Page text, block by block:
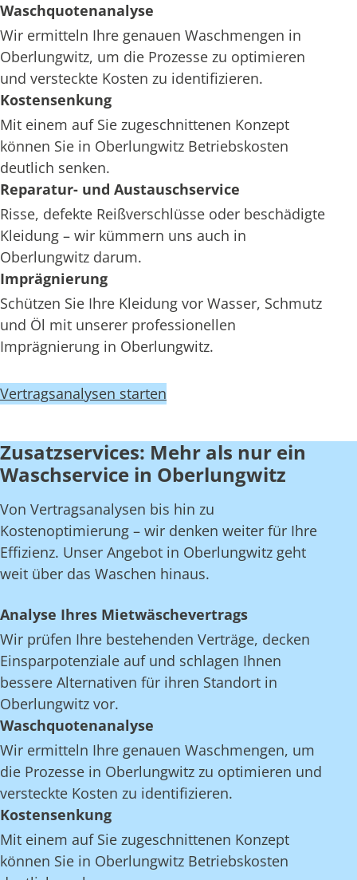
Waschquotenanalyse
Wir ermitteln Ihre genauen Waschmengen in
Oberlungwitz, um die Prozesse zu optimieren
und versteckte Kosten zu identifizieren.
Kostensenkung
Mit einem auf Sie zugeschnittenen Konzept
können Sie in Oberlungwitz Betriebskosten
deutlich senken.
Reparatur- und Austauschservice
Risse, defekte Reißverschlüsse oder beschädigte
Kleidung – wir kümmern uns auch in
Oberlungwitz darum.
Imprägnierung
Schützen Sie Ihre Kleidung vor Wasser, Schmutz
und Öl mit unserer professionellen
Imprägnierung in Oberlungwitz.
Vertragsanalysen starten
Zusatzservices: Mehr als nur ein
Waschservice in Oberlungwitz
Von Vertragsanalysen bis hin zu
Kostenoptimierung – wir denken weiter für Ihre
Effizienz. Unser Angebot in Oberlungwitz geht
weit über das Waschen hinaus.
Analyse Ihres Mietwäschevertrags
Wir prüfen Ihre bestehenden Verträge, decken
Einsparpotenziale auf und schlagen Ihnen
bessere Alternativen für ihren Standort in
Oberlungwitz vor.
Waschquotenanalyse
Wir ermitteln Ihre genauen Waschmengen, um
die Prozesse in Oberlungwitz zu optimieren und
versteckte Kosten zu identifizieren.
Kostensenkung
Mit einem auf Sie zugeschnittenen Konzept
können Sie in Oberlungwitz Betriebskosten